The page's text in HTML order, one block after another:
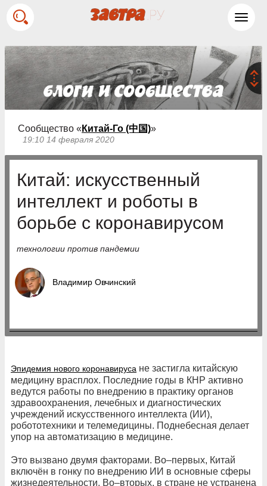
Сообщество « Китай-Го (中国)»
19:10 14 февраля 2020
Китай: искусственный
интеллект и роботы в
борьбе с коронавирусом
технологии против пандемии
Владимир Овчинский
Эпидемия нового коронавируса не застигла китайскую
медицину врасплох. Последние годы в КНР активно
ведутся работы по внедрению в практику органов
здравоохранения, лечебных и диагностических
учреждений искусственного интеллекта (ИИ),
робототехники и телемедицины. Поднебесная делает
упор на автоматизацию в медицине.
Это вызвано двумя факторами. Во–первых, Китай
включён в гонку по внедрению ИИ в основные сферы
жизнедеятельности. Во–вторых, в стране не устранена